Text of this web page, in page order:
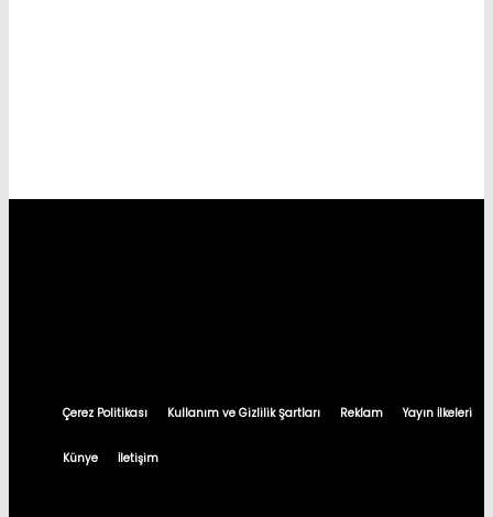
Çerez Politikası Kullanım ve Gizlilik Şartları Reklam Yayın İlkeleri
Künye İletişim